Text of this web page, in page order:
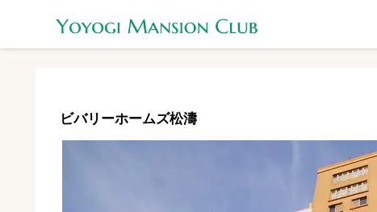
ビバリーホームズ松濤